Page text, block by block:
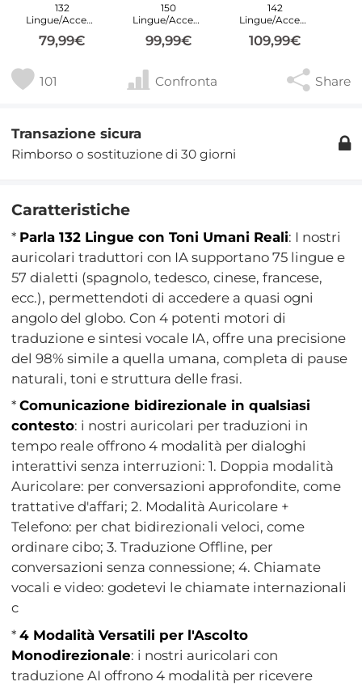
132
Lingue/Accenti
79,99€
150
Lingue/Accenti
99,99€
142
Lingue/Accenti
109,99€
101 Confronta Share
Transazione sicura
Rimborso o sostituzione di 30 giorni
Caratteristiche
* Parla 132 Lingue con Toni Umani Reali: I nostri
auricolari traduttori con IA supportano 75 lingue e
57 dialetti (spagnolo, tedesco, cinese, francese,
ecc.), permettendoti di accedere a quasi ogni
angolo del globo. Con 4 potenti motori di
traduzione e sintesi vocale IA, offre una precisione
del 98% simile a quella umana, completa di pause
naturali, toni e struttura delle frasi.
*Comunicazione bidirezionale in qualsiasi
contesto: i nostri auricolari per traduzioni in
tempo reale offrono 4 modalità per dialoghi
interattivi senza interruzioni: 1. Doppia modalità
Auricolare: per conversazioni approfondite, come
trattative d'affari; 2. Modalità Auricolare +
Telefono: per chat bidirezionali veloci, come
ordinare cibo; 3. Traduzione Offline, per
conversazioni senza connessione; 4. Chiamate
vocali e video: godetevi le chiamate internazionali
c
*4 Modalità Versatili per l'Ascolto
Monodirezionale: i nostri auricolari con
traduzione AI offrono 4 modalità per ricevere